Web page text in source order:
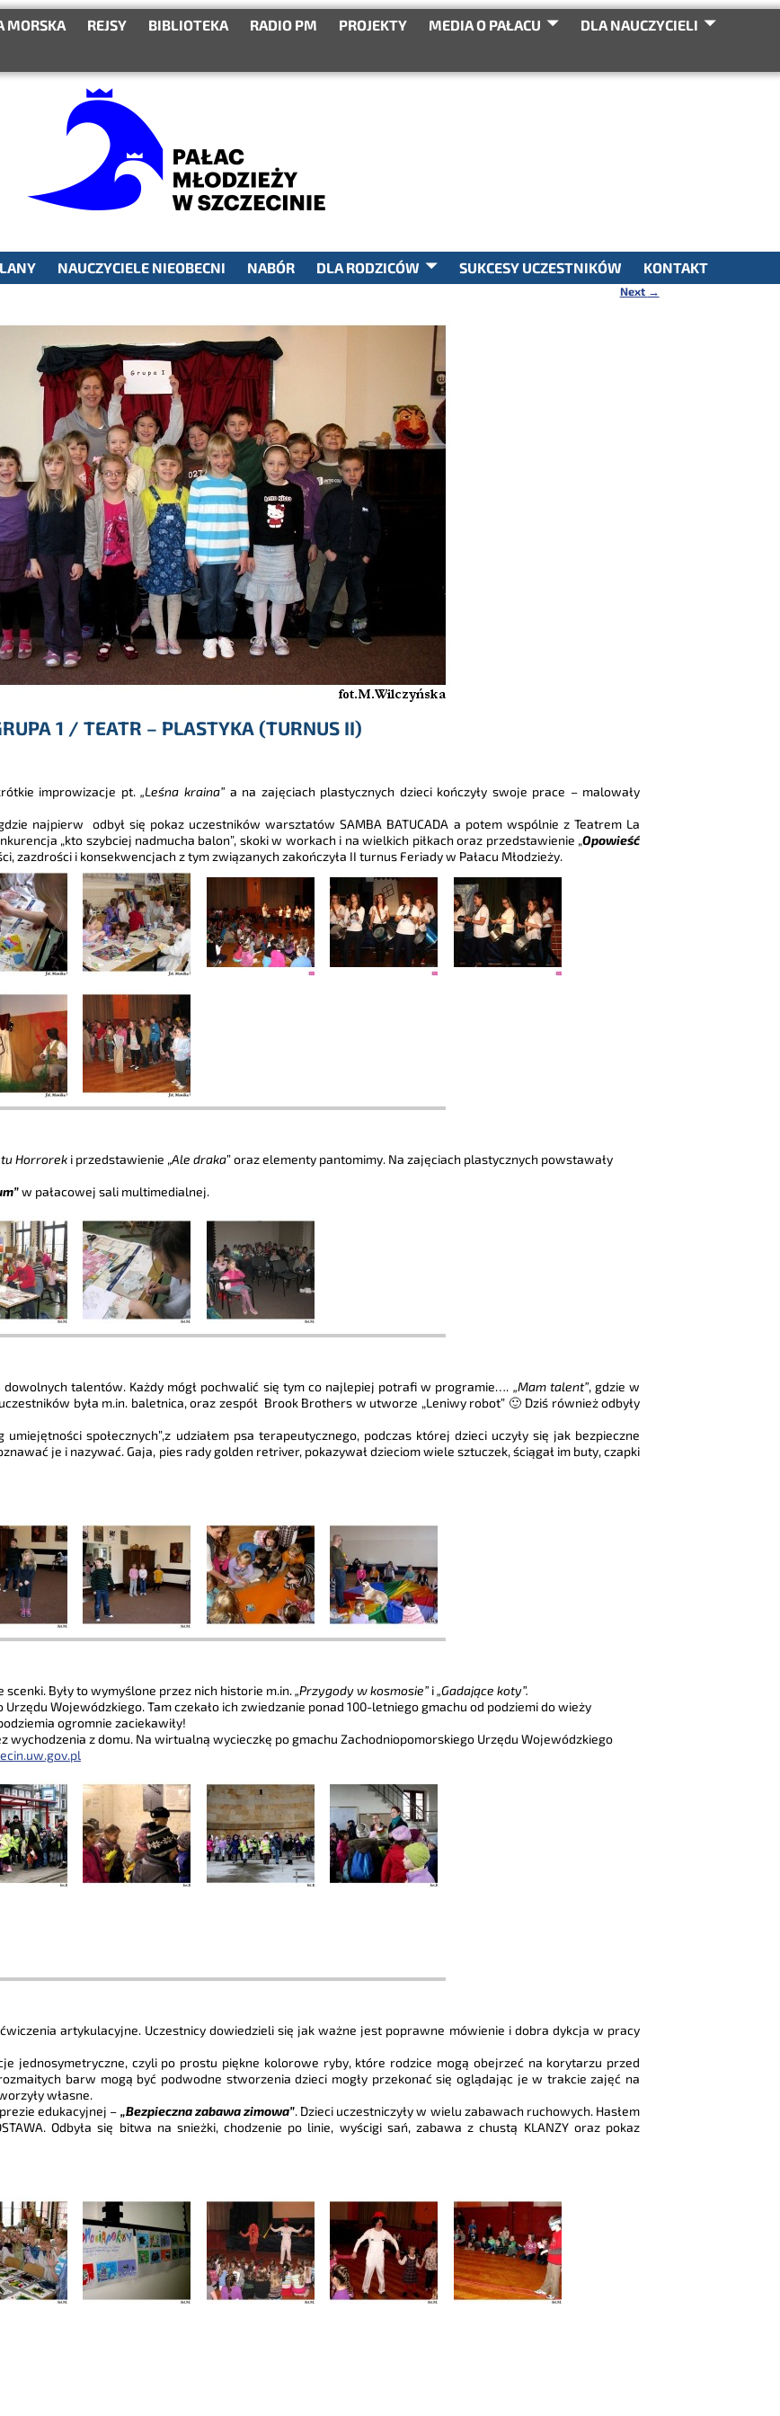
MORSKA REJSY BIBLIOTEKA RADIO PM PROJEKTY MEDIA O PAŁACU
DLA NAUCZYCIELI
SEARCH
NAUCZYCIELE NIEOBECNI NABÓR DLA RODZICÓW SUKCESY UCZESTNIKÓW KONTAKT
Next →
1 / TEATR – PLASTYKA (TURNUS II)
improwizacje pt.„Leśna kraina” a na zajęciach plastycznych dzieci kończyły swoje prace – malowały
najpierw odbył się pokaz uczestników warsztatów SAMBA BATUCADA a potem wspólnie z Teatrem La
„kto szybciej nadmucha balon”, skoki w workach i na wielkich piłkach oraz przedstawienie „Opowieść
zazdrości i konsekwencjach z tym związanych zakończyła II turnus Feriady w Pałacu Młodzieży.
Horroreki przedstawienie „Ale draka” oraz elementy pantomimy. Na zajęciach plastycznych powstawały
w pałacowej sali multimedialnej.
talentów. Każdy mógł pochwalić się tym co najlepiej potrafi w programie…. „Mam talent”, gdzie w
była m.in. baletnica, oraz zespół Brook Brothers w utworze „Leniwy robot” 🙂 Dziś również odbyły
umiejętności społecznych”,z udziałem psa terapeutycznego, podczas której dzieci uczyły się jak bezpieczne
je i nazywać. Gaja, pies rady golden retriver, pokazywał dzieciom wiele sztuczek, ściągał im buty, czapki
Były to wymyślone przez nich historie m.in.„Przygody w kosmosie”i„Gadające koty”.
Wojewódzkiego. Tam czekało ich zwiedzanie ponad 100-letniego gmachu od podziemi do wieży
ogromnie zaciekawiły!
wychodzenia z domu. Na wirtualną wycieczkę po gmachu Zachodniopomorskiego Urzędu Wojewódzkiego
artykulacyjne. Uczestnicy dowiedzieli się jak ważne jest poprawne mówienie i dobra dykcja w pracy
jednosymetryczne, czyli po prostu piękne kolorowe ryby, które rodzice mogą obejrzeć na korytarzu przed
barw mogą być podwodne stworzenia dzieci mogły przekonać się oglądając je w trakcie zajęć na
własne.
edukacyjnej – „Bezpieczna zabawa zimowa”. Dzieci uczestniczyły w wielu zabawach ruchowych. Hasłem
Odbyła się bitwa na snieżki, chodzenie po linie, wyścigi sań, zabawa z chustą KLANZY oraz pokaz